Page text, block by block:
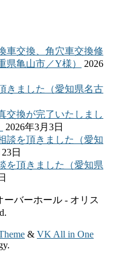
車交換、角穴車交換修
県亀山市／Y様）
2026
きました（愛知県名古
交換が完了いたしまし
2026年3月3日
談を頂きました（愛知
日
を頂きました（愛知県
バーホール - オリス
& VK All in One